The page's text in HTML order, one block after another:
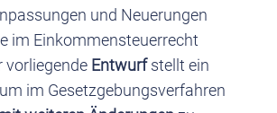
und Neuerungen
im Einkommensteuerrecht
vorliegende Entwurfstellt ein
im Gesetzgebungsverfahren